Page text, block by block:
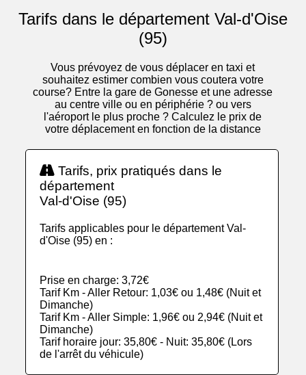
Tarifs dans le département Val-d'Oise
(95)
Vous prévoyez de vous déplacer en taxi et
souhaitez estimer combien vous coutera votre
course? Entre la gare de Gonesse et une adresse
au centre ville ou en périphérie ? ou vers
l'aéroport le plus proche ? Calculez le prix de
votre déplacement en fonction de la distance
Tarifs, prix pratiqués dans le
département
Val-d'Oise (95)
Tarifs applicables pour le département Val-
d'Oise (95) en :
Prise en charge: 3,72€
Tarif Km - Aller Retour: 1,03€ ou 1,48€ (Nuit et
Dimanche)
Tarif Km - Aller Simple: 1,96€ ou 2,94€ (Nuit et
Dimanche)
Tarif horaire jour: 35,80€ - Nuit: 35,80€ (Lors
de l'arrêt du véhicule)